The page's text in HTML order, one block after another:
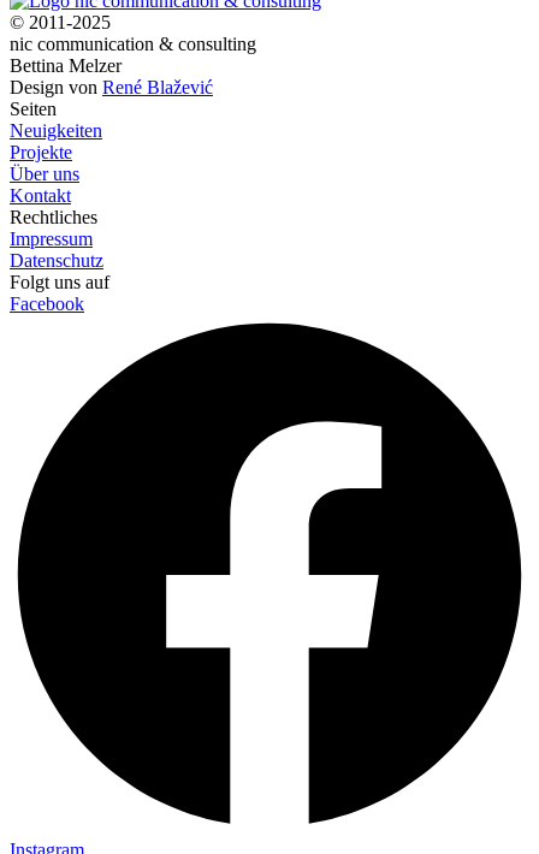
© 2011-2025
nic communication & consulting
Bettina Melzer
Design von René Blažević
Seiten
Neuigkeiten
Projekte
Über uns
Kontakt
Rechtliches
Impressum
Datenschutz
Folgt uns auf
Facebook
Instagram